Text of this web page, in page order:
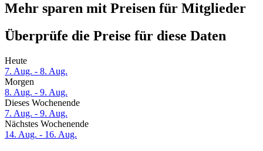
Mehr sparen mit Preisen für Mitglieder
Überprüfe die Preise für diese Daten
Heute
7. Aug. - 8. Aug.
Morgen
8. Aug. - 9. Aug.
Dieses Wochenende
7. Aug. - 9. Aug.
Nächstes Wochenende
14. Aug. - 16. Aug.